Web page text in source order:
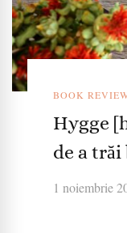
BOOK
Hygge
de a trăi
1 noiembrie